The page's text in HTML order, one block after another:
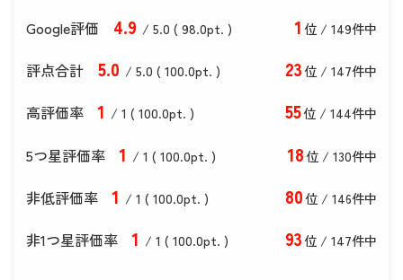
Google評価 4.9 / 5.0 ( 98.0pt. ) 1 位 / 149件中
評点合計 5.0 / 5.0 ( 100.0pt. ) 23位 / 147件中
高評価率 1 / 1 ( 100.0pt. ) 55位 / 144件中
5つ星評価率 1 / 1 ( 100.0pt. ) 18位 / 130件中
非低評価率 1 / 1 ( 100.0pt. ) 80位 / 146件中
非1つ星評価率 1 / 1 ( 100.0pt. ) 93位 / 147件中